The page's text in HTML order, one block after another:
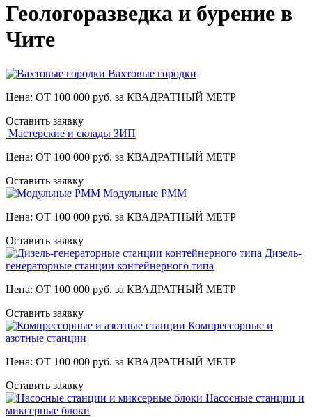
Геологоразведка и бурение в
Чите
Вахтовые городки
Цена: ОТ 100 000 руб. за КВАДРАТНЫЙ МЕТР
Оставить заявку
Мастерские и склады ЗИП
Цена: ОТ 100 000 руб. за КВАДРАТНЫЙ МЕТР
Оставить заявку
Модульные РММ
Цена: ОТ 100 000 руб. за КВАДРАТНЫЙ МЕТР
Оставить заявку
Дизель-
генераторные станции контейнерного типа
Цена: ОТ 100 000 руб. за КВАДРАТНЫЙ МЕТР
Оставить заявку
Компрессорные и
азотные станции
Цена: ОТ 100 000 руб. за КВАДРАТНЫЙ МЕТР
Оставить заявку
Насосные станции и
миксерные блоки